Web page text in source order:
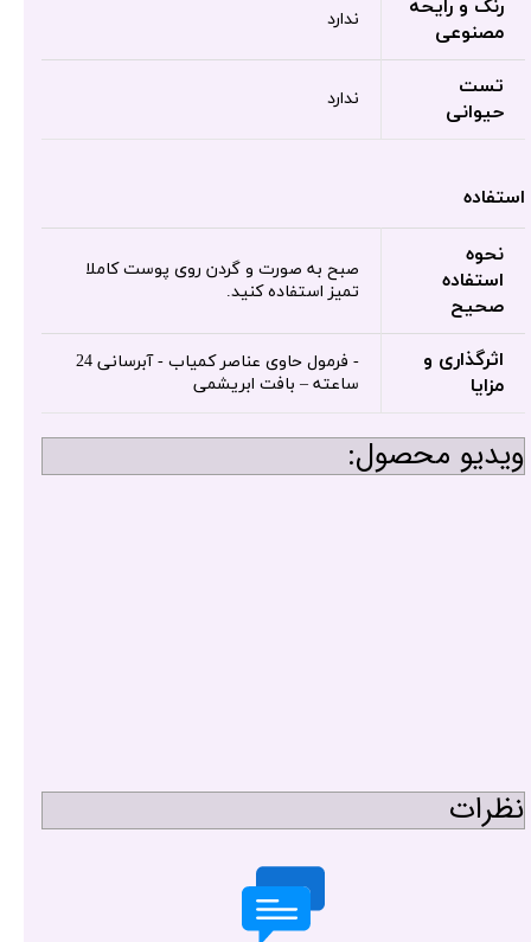
رنگ و رایحه
مصنوعی
ندارد
تست
حیوانی
ندارد
استفاده
نحوه
استفاده
صحیح
صبح به صورت و گردن روی پوست کاملا
تمیز استفاده کنید.
اثرگذاری و
مزایا
- فرمول حاوی عناصر کمیاب - آبرسانی 24
ساعته – بافت ابریشمی
ویدیو محصول:
نظرات